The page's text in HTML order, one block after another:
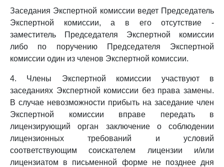
Заседания Экспертной комиссии ведет Председатель
Экспертной комиссии, а в его отсутствие -
заместитель Председателя Экспертной комиссии
либо по поручению Председателя Экспертной
комиссии один из членов Экспертной комиссии.
4. Члены Экспертной комиссии участвуют в
заседаниях Экспертной комиссии без права замены.
В случае невозможности прибыть на заседание член
Экспертной комиссии вправе передать в
лицензирующий орган заключение о соблюдении
лицензионных требований и условий
соответствующим соискателем лицензии и/или
лицензиатом в письменной форме не позднее дня